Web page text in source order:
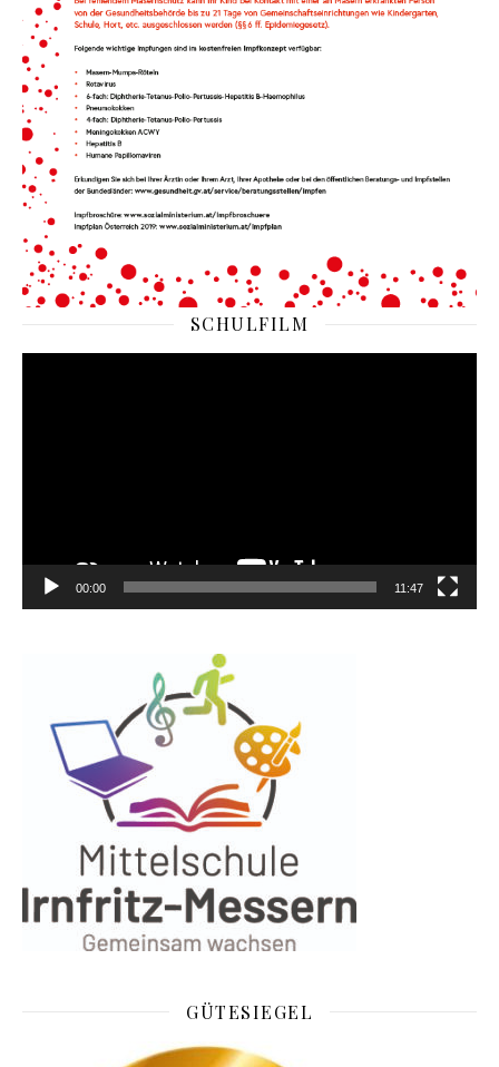
SCHULFILM
00:00 11:47
GÜTESIEGEL